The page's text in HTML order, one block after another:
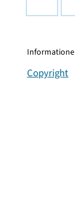
Copyright